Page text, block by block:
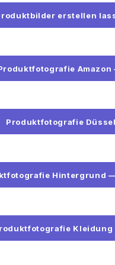
erstellen
Produktfotografie
Hintergrund